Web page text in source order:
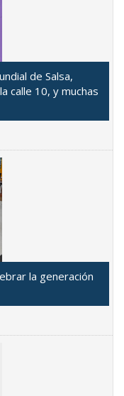
de Salsa,
calle 10, y muchas
la generación